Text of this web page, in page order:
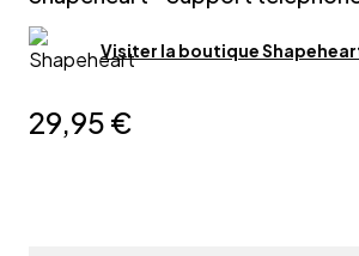
Visiter la boutique
29,95 €